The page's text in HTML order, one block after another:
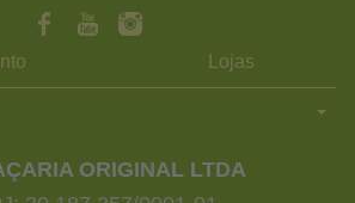
Lojas
ORIGINAL LTDA